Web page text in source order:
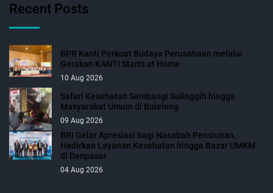
Recent Posts
BPR Kanti Perkuat Budaya Perusahaan melalui
Gerakan KANTI Starts at Home
10 Aug 2026
Safari Kesehatan Sambangi Sulinggih hingga
Masyarakat Umum di Buleleng
09 Aug 2026
BRI Gelar Apresiasi bagi Nasabah Pensiunan,
Hadirkan Layanan Kesehatan hingga Bazar UMKM
di Denpasar
04 Aug 2026